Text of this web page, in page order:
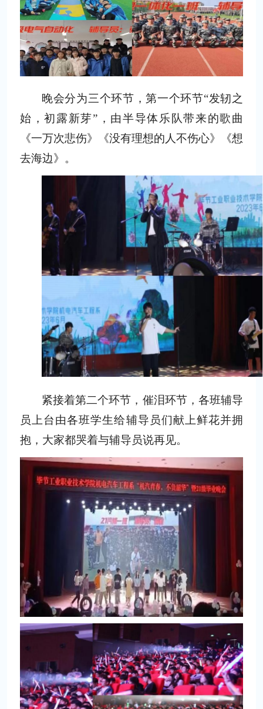
晚会分为三个环节，第一个环节“发轫之
始，初露新芽”，由半导体乐队带来的歌曲
《一万次悲伤》《没有理想的人不伤心》《想
去海边》 。
紧接着第二个环节，催泪环节，各班辅导
员上台由各班学生给辅导员们献上鲜花并拥
抱，大家都哭着与辅导员说再见。